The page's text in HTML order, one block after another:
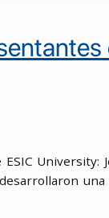
ESIC University: